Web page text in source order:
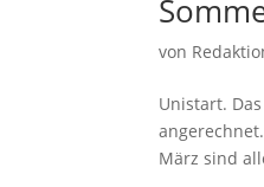
von
Unistart.
März sind